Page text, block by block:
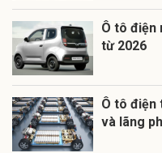
Ô tô điện
từ 2026
Ô tô điện
và lãng